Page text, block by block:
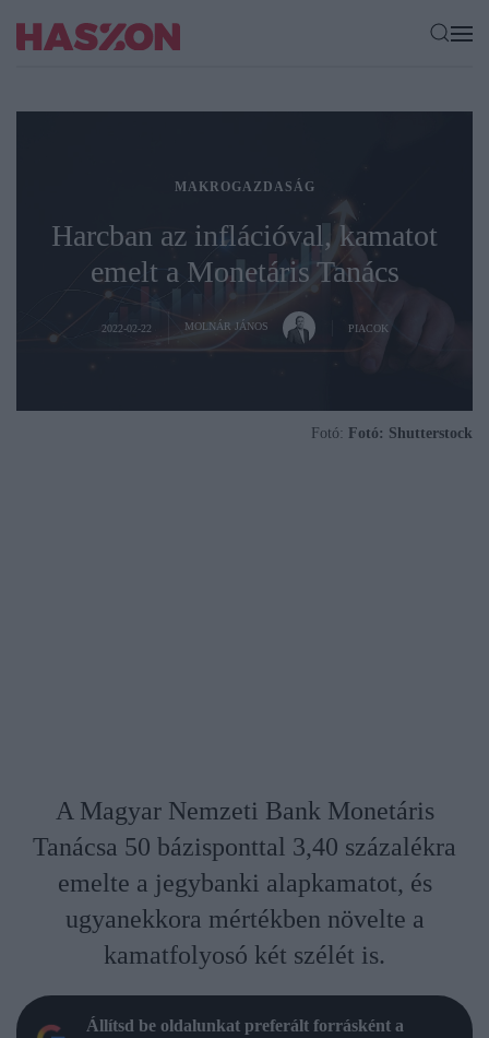
MAKROGAZDASÁG
Harcban az inflációval, kamatot
emelt a Monetáris Tanács
2022-02-22 MOLNÁR JÁNOS PIACOK
Fotó: Fotó: Shutterstock
A Magyar Nemzeti Bank Monetáris
Tanácsa 50 bázisponttal 3,40 százalékra
emelte a jegybanki alapkamatot, és
ugyanekkora mértékben növelte a
kamatfolyosó két szélét is.
Állítsd be oldalunkat preferált forrásként a